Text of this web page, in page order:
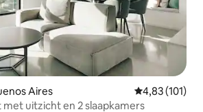
Aires Gemiddelde
4,83 (101)
uitzicht en 2 slaapkamers